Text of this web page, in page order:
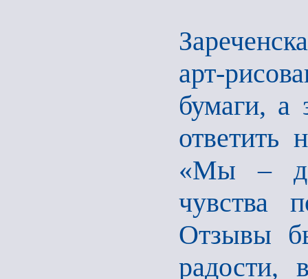
арт-
бумаги, а
ответить
«Мы –
чувства
Отзывы
радости,